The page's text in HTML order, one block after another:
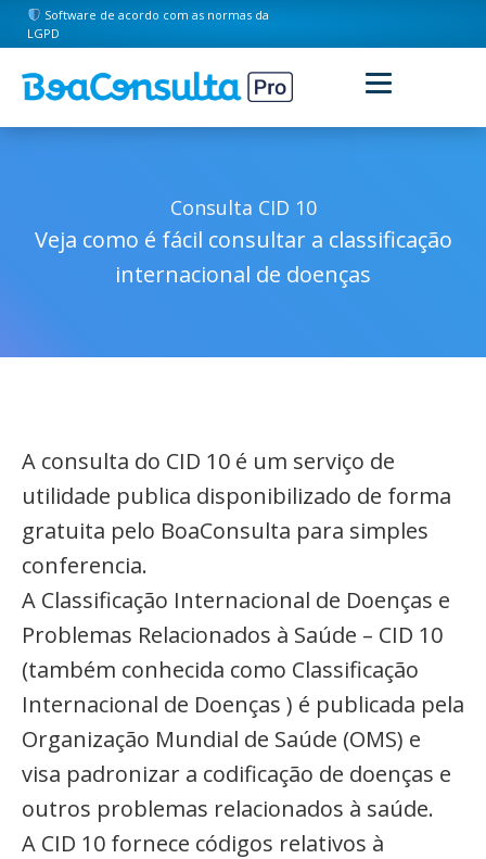
Software de acordo com as normas da
LGPD
Consulta CID 10
Veja como é fácil consultar a classificação
internacional de doenças
A consulta do CID 10 é um serviço de
utilidade publica disponibilizado de forma
gratuita pelo BoaConsulta para simples
conferencia.
A Classificação Internacional de Doenças e
Problemas Relacionados à Saúde – CID 10
(também conhecida como Classificação
Internacional de Doenças ) é publicada pela
Organização Mundial de Saúde (OMS) e
visa padronizar a codificação de doenças e
outros problemas relacionados à saúde.
A CID 10 fornece códigos relativos à